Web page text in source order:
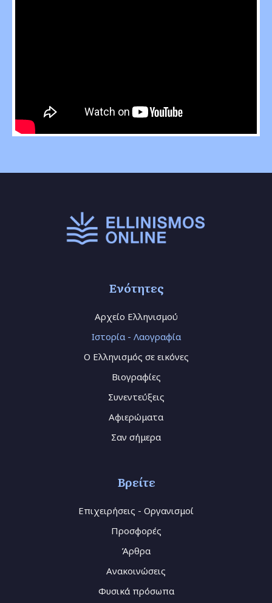
Ενότητες
Αρχείο Ελληνισμού
Ιστορία - Λαογραφία
Ο Ελληνισμός σε εικόνες
Βιογραφίες
Συνεντεύξεις
Αφιερώματα
Σαν σήμερα
Βρείτε
Επιχειρήσεις - Οργανισμοί
Προσφορές
Άρθρα
Ανακοινώσεις
Φυσικά πρόσωπα